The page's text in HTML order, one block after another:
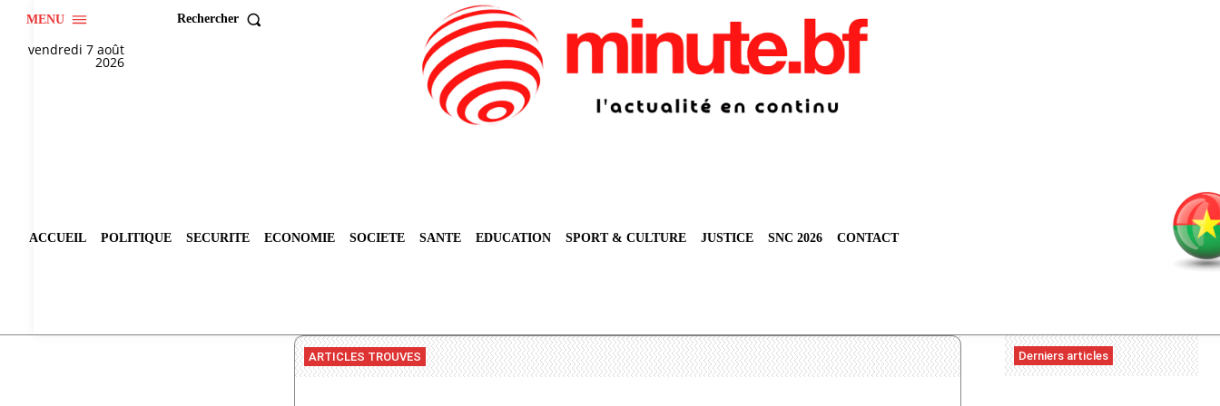
MENU Rechercher
vendredi 7 août
2026
ACCUEIL POLITIQUE SECURITE ECONOMIE SOCIETE SANTE EDUCATION SPORT & CULTURE JUSTICE SNC 2026 CONTACT
ARTICLES TROUVES Derniers articles